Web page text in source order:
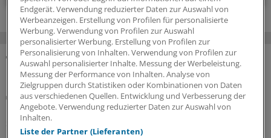
MEHR ZUM THEMA
Beitragssatzstabilisierungsgesetz
GKV-Spargesetz tritt in Kraft: Welche Neuerungen
sofort greifen
Endgerät. Verwendung reduzierter Daten zur Auswahl von
Werbeanzeigen. Erstellung von Profilen für personalisierte
Werbung. Verwendung von Profilen zur Auswahl
personalisierter Werbung. Erstellung von Profilen zur
Personalisierung von Inhalten. Verwendung von Profilen zur
Auswahl personalisierter Inhalte. Messung der Werbeleistung.
Messung der Performance von Inhalten. Analyse von
Zielgruppen durch Statistiken oder Kombinationen von Daten
aus verschiedenen Quellen. Entwicklung und Verbesserung der
Angebote. Verwendung reduzierter Daten zur Auswahl von
Inhalten.
Liste der Partner (Lieferanten)